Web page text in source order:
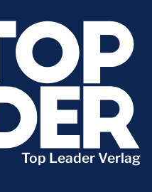
Top Leader Verlag